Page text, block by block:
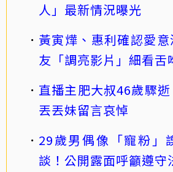
人」最新情況曝光
黃寅燁、惠利確認愛
友「調亮影片」細看舌
直播主肥大叔46歲驟
丟丟妹留言哀悼
29歲男偶像「寵粉」
談！公開露面呼籲遵守